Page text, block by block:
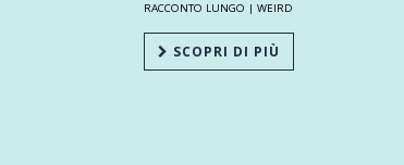
RACCONTO LUNGO | WEIRD
SCOPRI DI PIÙ